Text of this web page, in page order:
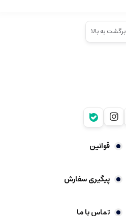
برگشت به بالا
قوانین
پیگیری سفارش
تماس با ما